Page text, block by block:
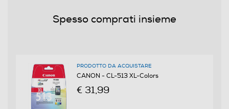
PIXMA MP240 MP250 MP260 MP270 MP280 MP490
Contenuto: 13 ml Con testina
Informazioni sulla sicurezza del prodotto
Spesso comprati insieme
PRODOTTO DA ACQUISTARE
CANON - CL-513 XL-Colors
€ 31,99